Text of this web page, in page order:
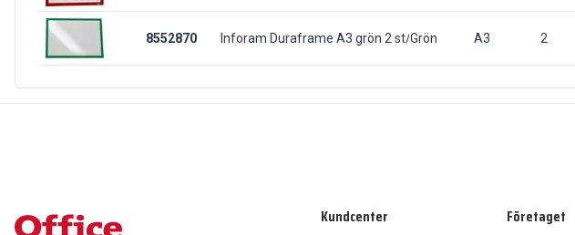
8552870 Inforam Duraframe A3 grön 2 st/fpGrön A3 2
Kundcenter Företaget